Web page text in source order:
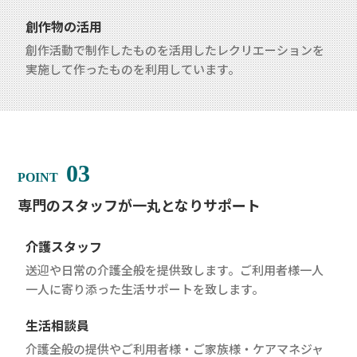
創作物の活用
創作活動で制作したものを活用したレクリエーションを
実施して作ったものを利用しています。
03
専門のスタッフが一丸となりサポート
介護スタッフ
送迎や日常の介護全般を提供致します。ご利用者様一人
一人に寄り添った生活サポートを致します。
生活相談員
介護全般の提供やご利用者様・ご家族様・ケアマネジャ